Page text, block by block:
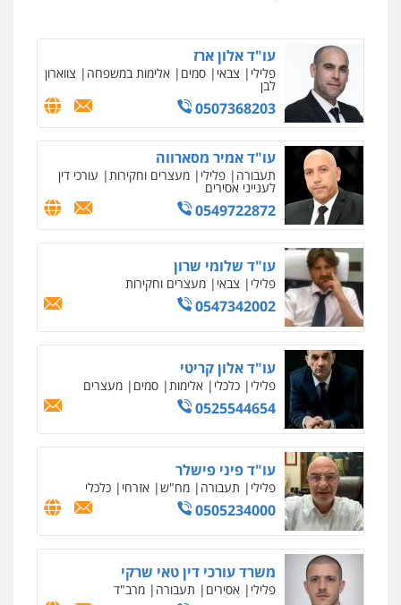
עו"ד אלון ארז
פלילי צבאי סמים אלימות במשפחה צווארון
לבן
0507368203
עו"ד אמיר מסארווה
תעבורה פלילי מעצרים וחקירות עורכי דין
לענייני אסירים
0549722872
עו"ד שלומי שרון
פלילי צבאי מעצרים וחקירות
0547342002
עו"ד אלון קריטי
פלילי כלכלי אלימות סמים מעצרים
0525544654
עו"ד פיני פישלר
פלילי תעבורה מח"ש אזרחי כלכלי
0505234000
משרד עורכי דין טאי שרקי
פלילי אסירים תעבורה מרב"ד